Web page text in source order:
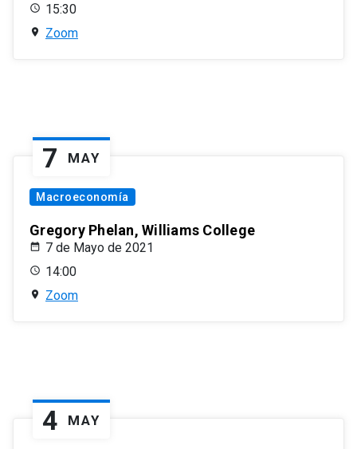
15:30
Zoom
7 MAY
Macroeconomía
Gregory Phelan, Williams College
7 de Mayo de 2021
14:00
Zoom
4 MAY